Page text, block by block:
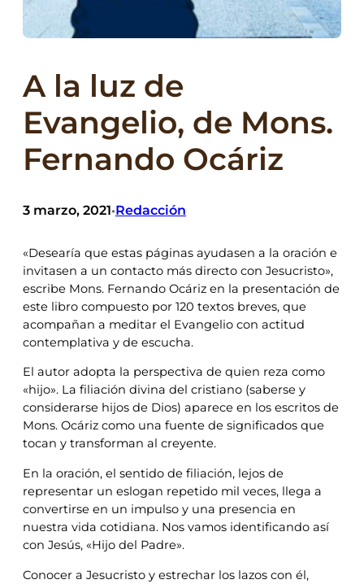
A la luz de
Evangelio, de Mons.
Fernando Ocáriz
3 marzo, 2021•Redacción
«Desearía que estas páginas ayudasen a la oración e
invitasen a un contacto más directo con Jesucristo»,
escribe Mons. Fernando Ocáriz en la presentación de
este libro compuesto por 120 textos breves, que
acompañan a meditar el Evangelio con actitud
contemplativa y de escucha.
El autor adopta la perspectiva de quien reza como
«hijo». La filiación divina del cristiano (saberse y
considerarse hijos de Dios) aparece en los escritos de
Mons. Ocáriz como una fuente de significados que
tocan y transforman al creyente.
En la oración, el sentido de filiación, lejos de
representar un eslogan repetido mil veces, llega a
convertirse en un impulso y una presencia en
nuestra vida cotidiana. Nos vamos identificando así
con Jesús, «Hijo del Padre».
Conocer a Jesucristo y estrechar los lazos con él,